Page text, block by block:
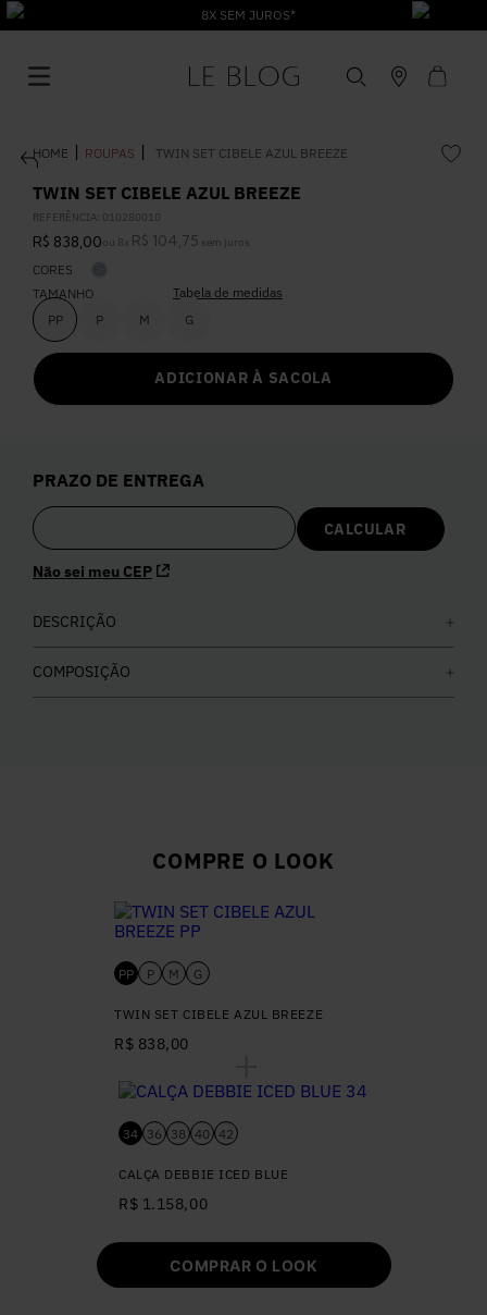
8X SEM JUROS*
ROUPAS TWIN SET CIBELE AZUL BREEZE
TWIN SET CIBELE AZUL BREEZE
REFERÊNCIA: 010280010
R$ 838,00 ou 8 x R$ 104 75 sem juros
CORES
TAMANHO
PP
P M G
Tabela de medidas
ADICIONAR À SACOLA
PRAZO DE ENTREGA
Não sei meu CEP
DESCRIÇÃO
COMPOSIÇÃO
COMPRE O LOOK
PP P M G
TWIN SET CIBELE AZUL BREEZE
R$ 838,00
34 36 38 40 42
CALÇA DEBBIE ICED BLUE
R$ 1.158,00
COMPRAR O LOOK
1º Vestido
2 Roupas
5º Calça
6º Colete
7º